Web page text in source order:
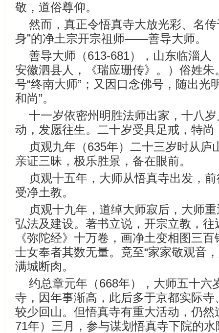
敬，道俗尊仰。
然而，真正令悟真寺大放光彩、名
身”的净土宗开宗祖师——善导大师。
善导大师（613-681），山东临淄人
安徽泗县人，《瑞应珊传》。）俗姓
号“终南大师”；又因口念佛号，随出光
和尚”。
十一岁依密州明胜法师出家，十八
动，发愿往生。二十岁受具足戒，特尚
贞观九年（635年）二十三岁时从庐
亲证三昧，极乐胜景，备在眼前。
贞观十五年，大师从悟真寺出发，
受净土教。
贞观十九年，道绰大师寂后，大师
弘法及建设。著书立说，开宗立教，
《弥陀经》十万卷，画净土变相图三
士女奉者其数无量。竟至“家家敬观音
满城断肉。
约总章元年（668年），大师五十六
寺，因年事渐高，此后多于京都实际
较少回山。但悟真寺有重大活动，仍
71年）三月，参与谋划悟真寺下院的